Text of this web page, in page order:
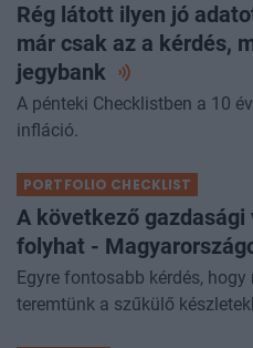
Rég látott ilyen jó
már csak az a kérdés,
jegybank
A pénteki Checklistben a 10
infláció.
PORTFOLIO CHECKLIST
A következő gazdasági
folyhat -
Egyre fontosabb kérdés,
teremtünk a szűkülő